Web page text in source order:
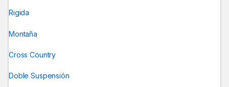
Rigida
Montaña
Cross Country
Doble Suspensión